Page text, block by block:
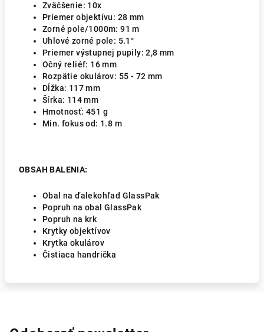
Zväčšenie: 10x
Priemer objektívu: 28 mm
Zorné pole/1000m: 91 m
Uhlové zorné pole: 5.1 °
Priemer výstupnej pupily: 2,8 mm
Očný reliéf: 16 mm
Rozpätie okulárov: 55 - 72 mm
Dĺžka: 117 mm
Šírka: 114mm
Hmotnosť: 451 g
Min. fokus od: 1.8 m
OBSAH BALENIA:
Obal na ďalekohľad GlassPak
Popruh na obal GlassPak
Popruh na krk
Krytky objektívov
Krytka okulárov
Čistiaca handrička